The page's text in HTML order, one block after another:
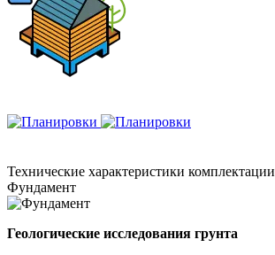
Технические характеристики комплектации
Фундамент
Геологические исследования грунта